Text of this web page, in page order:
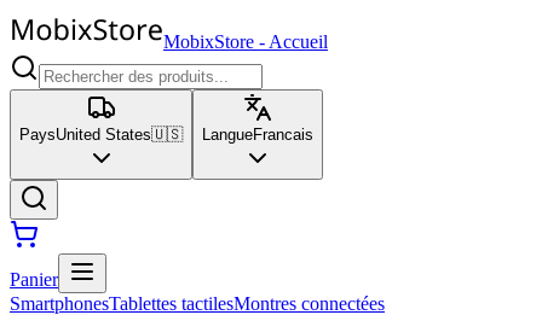
MobixStore - Accueil
PaysUnited States🇺🇸 LangueFrancais
Panier
SmartphonesTablettes tactilesMontres connectées